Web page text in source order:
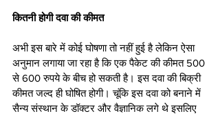
कितनी होगी दवा की कीमत
अभी इस बारे में कोई घोषणा तो नहीं हुई है लेकिन ऐसा
अनुमान लगाया जा रहा है कि एक पैकेट की कीमत 500
से 600 रुपये के बीच हो सकती है। इस दवा की बिक्री
कीमत जल्द ही घोषित होगी। चूंकि इस दवा को बनाने में
सैन्य संस्थान के डॉक्टर और वैज्ञानिक लगे थे इसलिए